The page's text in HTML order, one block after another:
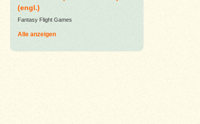
(engl.)
Fantasy Flight Games
Alle anzeigen